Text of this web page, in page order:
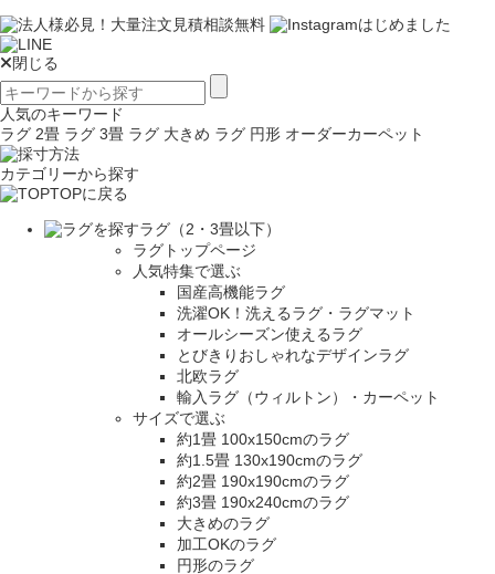
閉じる
人気のキーワード
ラグ 2畳 ラグ 3畳 ラグ 大きめ ラグ 円形 オーダーカーペット
カテゴリーから探す
TOPに戻る
ラグ（2・3畳以下）
ラグトップページ
人気特集で選ぶ
国産高機能ラグ
洗濯OK！洗えるラグ・ラグマット
オールシーズン使えるラグ
とびきりおしゃれなデザインラグ
北欧ラグ
輸入ラグ（ウィルトン）・カーペット
サイズで選ぶ
約1畳 100x150cmのラグ
約1.5畳 130x190cmのラグ
約2畳 190x190cmのラグ
約3畳 190x240cmのラグ
大きめのラグ
加工OKのラグ
円形のラグ